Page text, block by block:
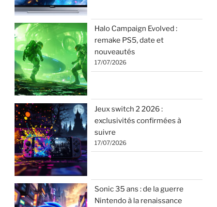
Halo Campaign Evolved :
remake PS5, date et
nouveautés
17/07/2026
Jeux switch 2 2026 :
exclusivités confirmées à
suivre
17/07/2026
Sonic 35 ans : de la guerre
Nintendo à la renaissance